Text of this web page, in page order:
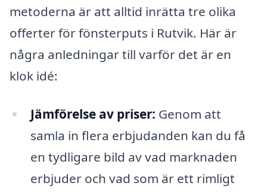
metoderna är att alltid inrätta tre olika
offerter för fönsterputs i Rutvik. Här är
några anledningar till varför det är en
klok idé:
Jämförelse av priser: Genom att
samla in flera erbjudanden kan du få
en tydligare bild av vad marknaden
erbjuder och vad som är ett rimligt